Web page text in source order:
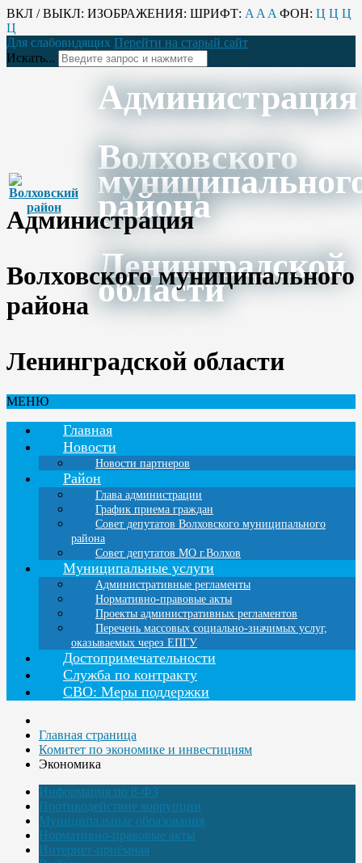
ВКЛ / ВЫКЛ: ИЗОБРАЖЕНИЯ: ШРИФТ: A A A ФОН: Ц Ц Ц
Ц
Для слабовидящих Перейти на старый сайт
Искать...
Администрация
Волховского
района
Ленинградской
области
Администрация
Волховского муниципального
района
Ленинградской области
МЕНЮ
Главная
Новости
Новости партнеров
Район
Глава администрации
График приема граждан
Совет депутатов Волховского муниципального
района
Совет депутатов МО г.Волхов
Муниципальные услуги
Административные регламенты
Нормативно-правовые акты
Проекты административных регламентов
Перечень массовых социально-значимых услуг,
оказываемых через ЕПГУ
Достопримечательности
Служба по контракту
СВО: Меры поддержки
Главная страница
Комитет по экономике и инвестициям
Экономика
Информация по 8-ФЗ
Противодействие коррупции
Муниципальные образования
Нормативно-правовые акты
Интернет-приёмная